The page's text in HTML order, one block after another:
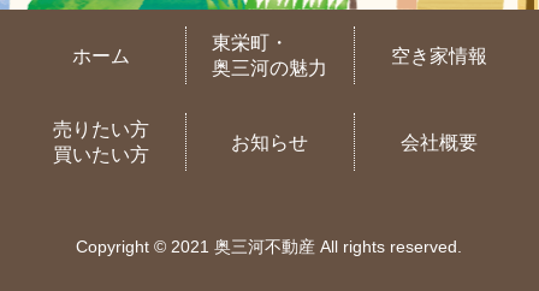
ホーム
東栄町・
奥三河の魅力
空き家情報
売りたい方
買いたい方
お知らせ 会社概要
Copyright © 2021 奥三河不動産 All rights reserved.